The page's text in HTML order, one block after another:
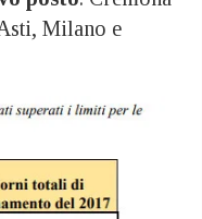
Milano e